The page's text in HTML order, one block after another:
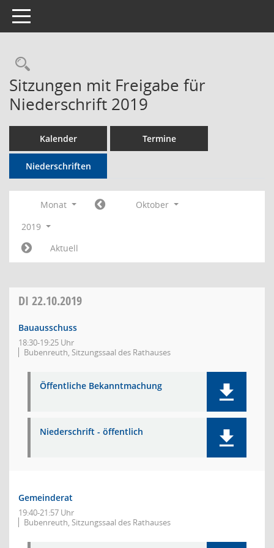
Toggle navigation
Rechercheauswahl
Sitzungen mit Freigabe für
Niederschrift 2019
Kalender Termine
Niederschriften
Monat
Oktober
2019
Aktuell
DI 22.10.2019
Bauausschuss
18:30-19:25 Uhr
Bubenreuth, Sitzungssaal des Rathauses
Öffentliche Bekanntmachung
Niederschrift - öffentlich
Gemeinderat
19:40-21:57 Uhr
Bubenreuth, Sitzungssaal des Rathauses